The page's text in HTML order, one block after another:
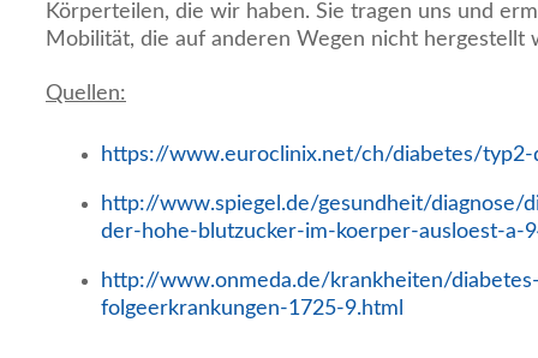
Körperteilen, die wir haben. Sie tragen uns und
Mobilität, die auf anderen Wegen nicht hergestellt
Quellen:
https://www.euroclinix.net/ch/diabetes/typ2-
http://www.spiegel.de/gesundheit/diagnose/
der-hohe-blutzucker-im-koerper-ausloest-a-
http://www.onmeda.de/krankheiten/
folgeerkrankungen-1725-9.html